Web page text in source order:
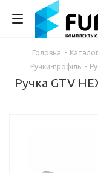
Головна - Каталог
Ручки-профіль -
Ручка GTV